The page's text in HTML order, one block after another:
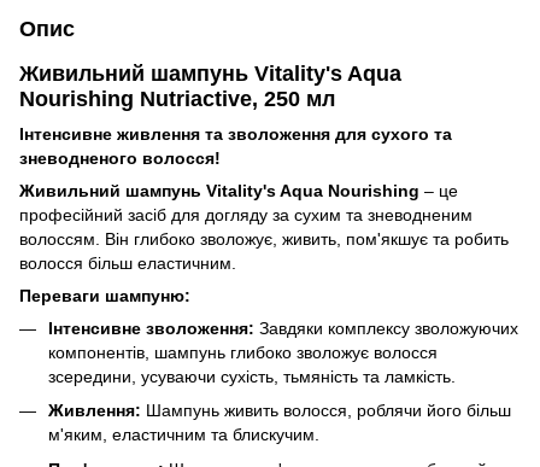
Опис
Живильний шампунь Vitality's Aqua
Nourishing Nutriactive, 250 мл
Інтенсивне живлення та зволоження для сухого та
зневодненого волосся!
Живильний шампунь Vitality's Aqua Nourishing – це
професійний засіб для догляду за сухим та зневодненим
волоссям. Він глибоко зволожує, живить, пом'якшує та робить
волосся більш еластичним.
Переваги шампуню:
Інтенсивне зволоження: Завдяки комплексу зволожуючих
компонентів, шампунь глибоко зволожує волосся
зсередини, усуваючи сухість, тьмяність та ламкість.
Живлення: Шампунь живить волосся, роблячи його більш
м'яким, еластичним та блискучим.